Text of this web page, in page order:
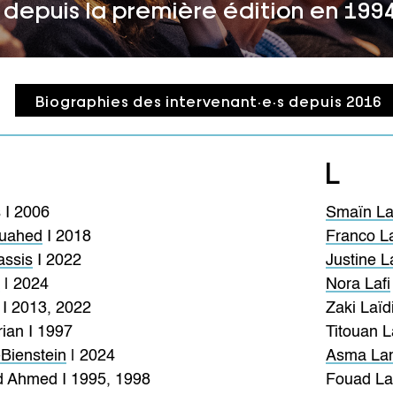
depuis la première édition en
Biographies des intervenant·e·s depuis 2016
I 2006
I 2018
I 2022
| 2024
I 2013, 2022
I 1997
| 2024
Ahmed I 1995, 1998
L
Smaïn
Franco
Justine
Nora Lafi
Zaki
Titouan
Asma
Fouad